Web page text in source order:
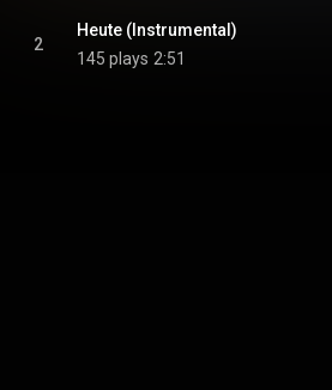
2
Heute (Instrumental)
145 plays 2:51